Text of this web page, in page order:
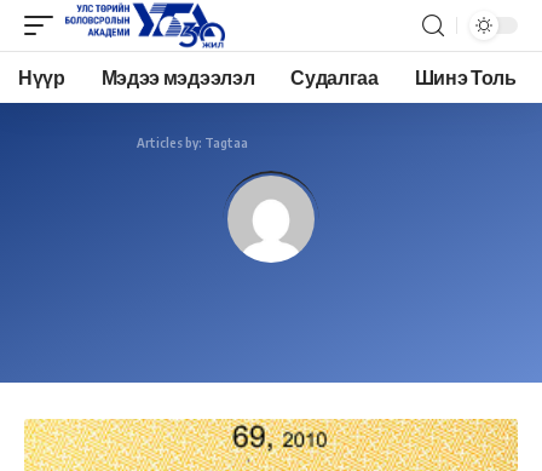
Нүүр Мэдээ мэдээлэл Судалгаа Шинэ Толь
Articles by: Tagtaa